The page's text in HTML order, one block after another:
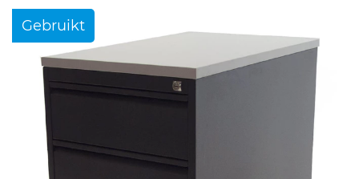
Gebruikt